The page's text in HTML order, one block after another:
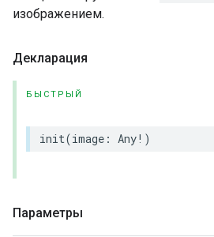
изображением.
Декларация
БЫСТРЫЙ
init(image : Any! )
Параметры